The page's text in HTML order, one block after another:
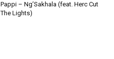
Pappi – Ng’Sakhala (feat. Herc Cut
The Lights)